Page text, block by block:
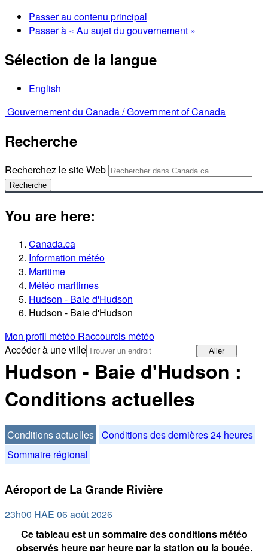
Passer au contenu principal
Passer à « Au sujet du gouvernement »
Sélection de la langue
English
Gouvernement du Canada /Government of Canada
Recherche
Recherchez le site Web
Recherche
You are here:
Canada.ca
Information météo
Maritime
Météo maritimes
Hudson - Baie d'Hudson
Hudson - Baie d'Hudson
Mon profil météo Raccourcis météo
Accéder à une ville
Aller
Hudson - Baie d'Hudson :
Conditions actuelles
Conditions actuelles Conditions des dernières 24 heures
Sommaire régional
Aéroport de La Grande Rivière
23h00 HAE 06 août 2026
Ce tableau est un sommaire des conditions météo
observés heure par heure par la station ou la bouée.